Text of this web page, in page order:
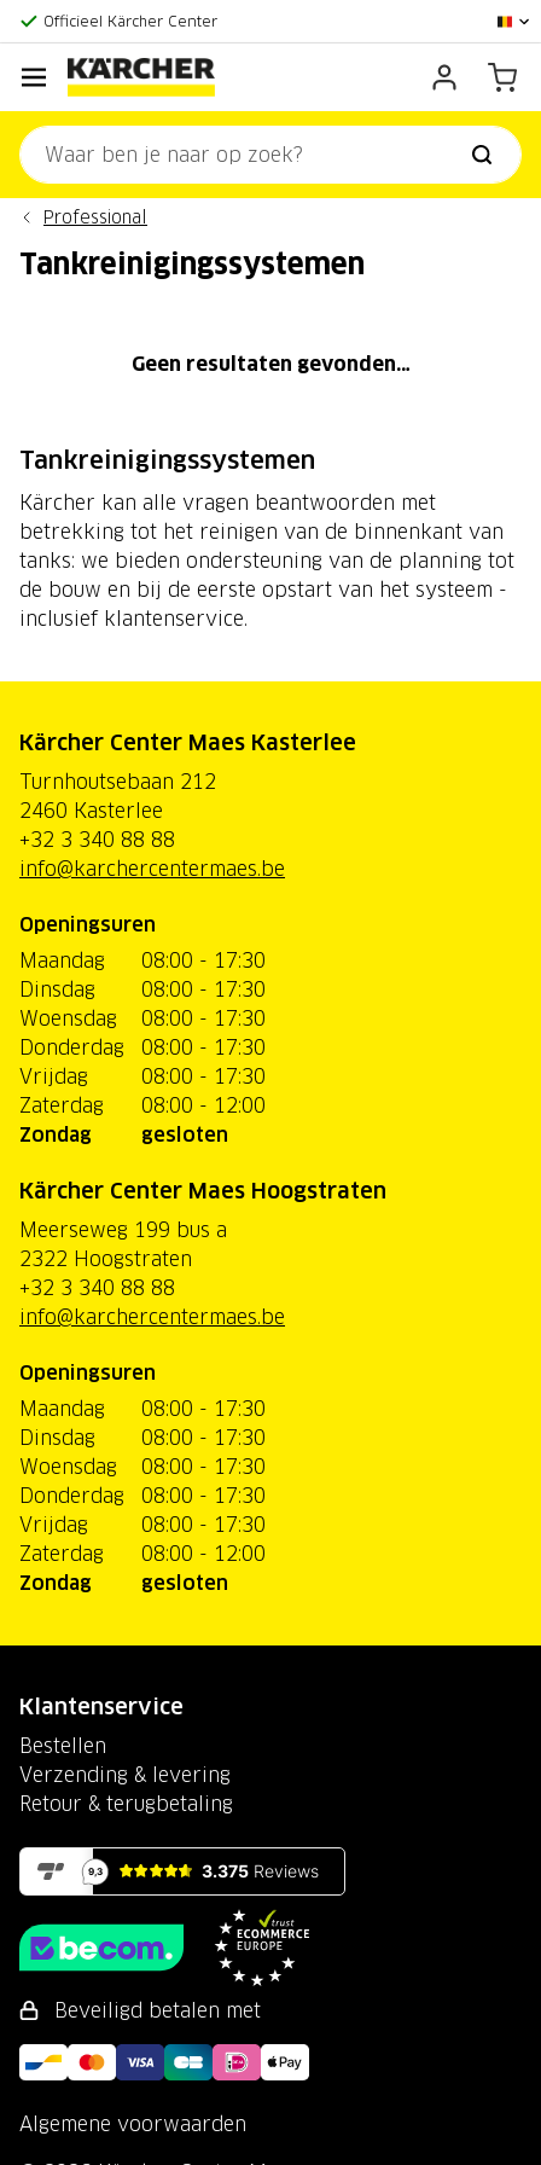
Officieel Kärcher Center
Klantenscore:9,3/10
Professional
Tankreinigingssystemen
Geen resultaten gevonden…
Tankreinigingssystemen
Kärcher kan alle vragen beantwoorden met
betrekking tot het reinigen van de binnenkant van
tanks: we bieden ondersteuning van de planning tot
de bouw en bij de eerste opstart van het systeem -
inclusief klantenservice.
Kärcher Center Maes Kasterlee
Turnhoutsebaan 212
2460 Kasterlee
+32 3 340 88 88
info@karchercentermaes.be
Openingsuren
Maandag
08:00 - 17:30
Dinsdag
08:00 - 17:30
Woensdag
08:00 - 17:30
Donderdag
08:00 - 17:30
Vrijdag
08:00 - 17:30
Zaterdag
08:00 - 12:00
Zondag
gesloten
Kärcher Center Maes Hoogstraten
Meerseweg 199 bus a
2322 Hoogstraten
+32 3 340 88 88
info@karchercentermaes.be
Openingsuren
Maandag
08:00 - 17:30
Dinsdag
08:00 - 17:30
Woensdag
08:00 - 17:30
Donderdag
08:00 - 17:30
Vrijdag
08:00 - 17:30
Zaterdag
08:00 - 12:00
Zondag
gesloten
Klantenservice
Bestellen
Verzending & levering
Retour & terugbetaling
Beveiligd betalen met
Algemene voorwaarden